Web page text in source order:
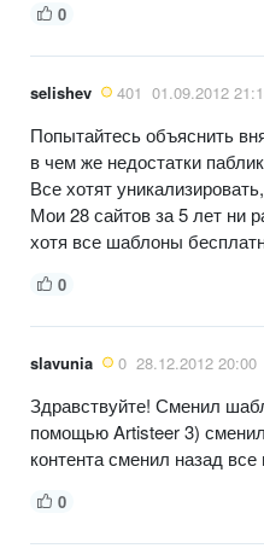
0
selishev 401 01.09.2012
Попытайтесь объяснить
в чем же недостатки
Все хотят
Мои 28 сайтов за 5 лет ни
хотя все шаблоны
0
slavunia 0 28.12.2012 20:00
Здравствуйте! Сменил
помощью Artisteer 3)
контента сменил назад
0